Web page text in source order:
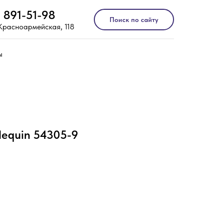
51-98
118
Поиск по сайту
54305-9